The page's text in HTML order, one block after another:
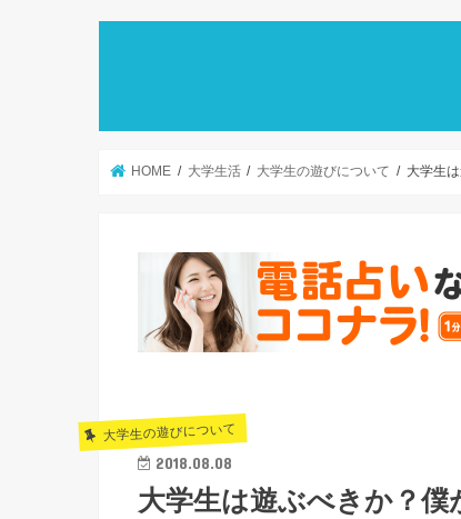
HOME 大学生活 大学生の遊びについて 大学生
大学生の遊びについて
2018.08.08
大学生は遊ぶべきか？